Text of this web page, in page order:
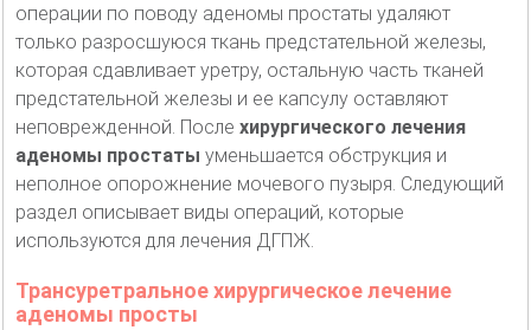
операции по поводу аденомы простаты удаляют
только разросшуюся ткань предстательной железы,
которая сдавливает уретру, остальную часть тканей
предстательной железы и ее капсулу оставляют
неповрежденной. После хирургического лечения
аденомы простаты уменьшается обструкция и
неполное опорожнение мочевого пузыря. Следующий
раздел описывает виды операций, которые
используются для лечения ДГПЖ.
Трансуретральное хирургическое лечение
аденомы просты